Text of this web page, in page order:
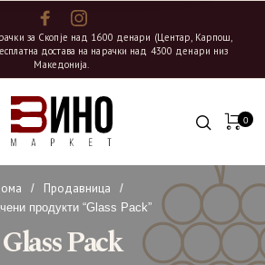
за Скопје над 1600 денари (Центар, Карпош,
достава на нарачки над 4300 денари низ
Македонија.
0
/ Продавница
/
продукти “Glass Pack”
Glass Pack